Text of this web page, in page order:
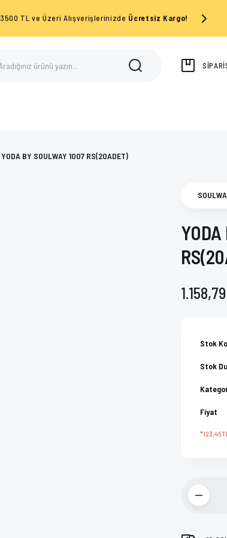
3500 TL ve Üzeri Alışverişlerinizde Ücretsiz Kargo!
YODA BY SOULWAY 1007 RS(20ADET)
Stok
Stok
Fiyat
*123,46